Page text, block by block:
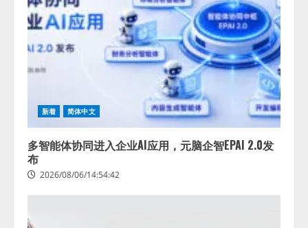
新着 简体中文
多智能体协同进入企业AI应用，元脑企智EPAI 2.0发
布
2026/08/06/14:54:42